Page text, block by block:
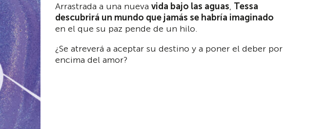
Arrastrada a una nueva vida bajo las aguas, Tessa
descubrirá un mundo que jamás se habría imaginado
en el que su paz pende de un hilo.
¿Se atreverá a aceptar su destino y a poner el deber por
encima del amor?